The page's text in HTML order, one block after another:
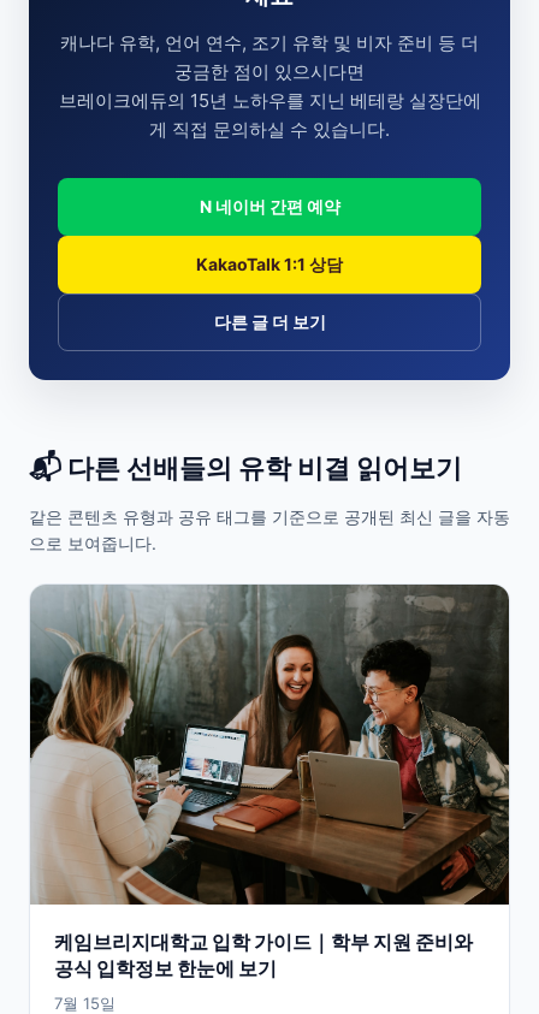
캐나다 유학, 언어 연수, 조기 유학 및 비자 준비 등 더
궁금한 점이 있으시다면
브레이크에듀의 15년 노하우를 지닌 베테랑 실장단에
게 직접 문의하실 수 있습니다.
N 네이버 간편 예약
KakaoTalk 1:1 상담
다른 글 더 보기
📬 다른 선배들의 유학 비결 읽어보기
같은 콘텐츠 유형과 공유 태그를 기준으로 공개된 최신 글을 자동
으로 보여줍니다.
케임브리지대학교 입학 가이드｜학부 지원 준비와
공식 입학정보 한눈에 보기
7월 15일